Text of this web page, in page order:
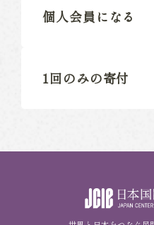
個人会員になる
1回のみの寄付